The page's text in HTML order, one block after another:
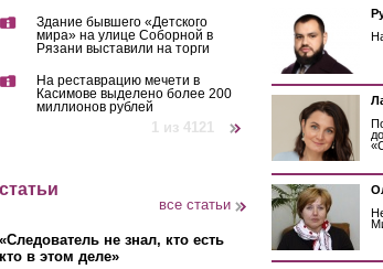
Здание бывшего «Детского
мира» на улице Соборной в
Рязани выставили на торги
На реставрацию мечети в
Касимове выделено более 200
миллионов рублей
1 из 4121
статьи
все статьи
«Следователь не знал, кто есть
кто в этом деле»